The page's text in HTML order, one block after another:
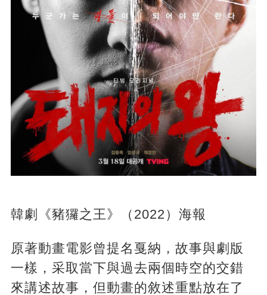
韓劇《豬玀之王》（2022）海報
原著動畫電影曾提名戛納，故事與劇版
一樣，采取當下與過去兩個時空的交錯
來講述故事，但動畫的敘述重點放在了